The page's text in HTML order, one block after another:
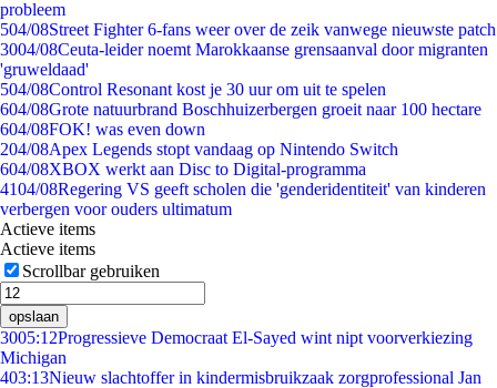
probleem
504/08Street Fighter 6-fans weer over de zeik vanwege nieuwste patch
3004/08Ceuta-leider noemt Marokkaanse grensaanval door migranten
'gruweldaad'
504/08Control Resonant kost je 30 uur om uit te spelen
604/08Grote natuurbrand Boschhuizerbergen groeit naar 100 hectare
604/08FOK! was even down
204/08Apex Legends stopt vandaag op Nintendo Switch
604/08XBOX werkt aan Disc to Digital-programma
4104/08Regering VS geeft scholen die 'genderidentiteit' van kinderen
verbergen voor ouders ultimatum
Actieve items
Actieve items
Scrollbar gebruiken
opslaan
3005:12Progressieve Democraat El-Sayed wint nipt voorverkiezing
Michigan
403:13Nieuw slachtoffer in kindermisbruikzaak zorgprofessional Jan